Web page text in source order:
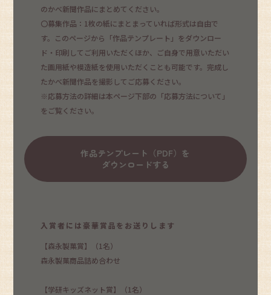
のかべ新聞作品にまとめてください。
〇募集作品：1枚の紙にまとまっていれば形式は自由で
す。このページから「作品テンプレート」をダウンロー
ド・印刷してご利用いただくほか、ご自身で用意いただい
た画用紙や模造紙を使用いただくことも可能です。完成し
たかべ新聞作品を撮影してご応募ください。
※応募方法の詳細は本ページ下部の「応募方法について」
をご覧ください。
作品テンプレート（PDF）を
ダウンロードする
入賞者には豪華賞品をお送りします
【森永製菓賞】（1名）
森永製菓商品詰め合わせ
【学研キッズネット賞】（1名）